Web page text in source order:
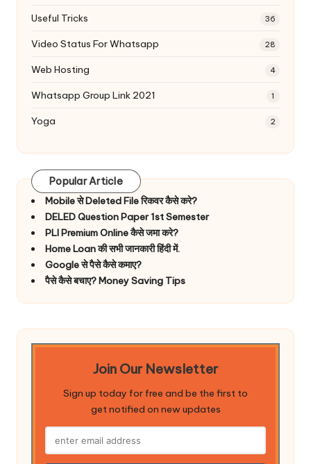
Useful Tricks 36
Video Status For Whatsapp 28
Web Hosting 4
Whatsapp Group Link 2021 1
Yoga 2
Popular Article
Mobile से Deleted File रिकवर कैसे करे?
DELED Question Paper 1st Semester
PLI Premium Online कैसे जमा करे?
Home Loan की सभी जानकारी हिंदी में.
Google से पैसे कैसे कमाए?
पैसे कैसे बचाए? Money Saving Tips
Join Our Newsletter
Sign up today for free and be the first to
get notified on new updates